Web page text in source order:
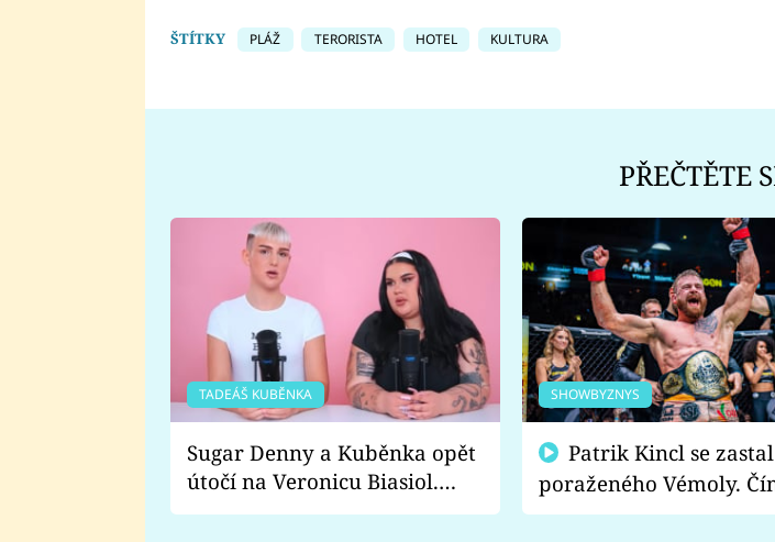
ŠTÍTKY PLÁŽ TERORISTA HOTEL KULTURA
PŘEČTĚTE
TADEÁŠ KUBĚNKA
Sugar Denny a Kuběnka opět
útočí na Veronicu Biasiol.
Proč je podle nich falešná a
SHOWBYZNYS
poraženého Vémoly.
fanoušci naštvali?